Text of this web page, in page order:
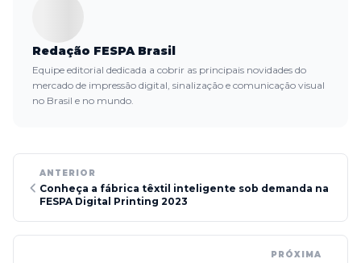
Redação FESPA Brasil
Equipe editorial dedicada a cobrir as principais novidades do
mercado de impressão digital, sinalização e comunicação visual
no Brasil e no mundo.
ANTERIOR
Conheça a fábrica têxtil inteligente sob demanda na
FESPA Digital Printing 2023
PRÓXIMA